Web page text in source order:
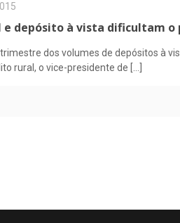
e depósito à vista dificultam o
dos volumes de depósitos à
rural, o vice-presidente de